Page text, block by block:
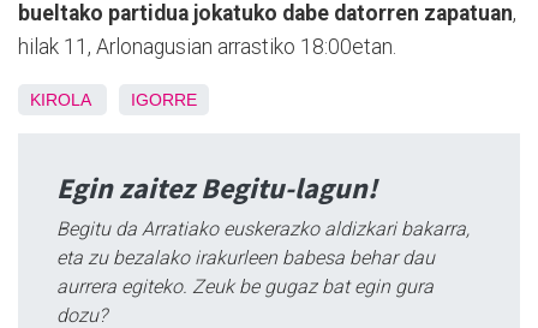
bueltako partidua jokatuko dabe datorren zapatuan,
hilak 11, Arlonagusian arrastiko 18:00etan.
KIROLA IGORRE
Egin zaitez Begitu-lagun!
Begitu da Arratiako euskerazko aldizkari bakarra,
eta zu bezalako irakurleen babesa behar dau
aurrera egiteko. Zeuk be gugaz bat egin gura
dozu?